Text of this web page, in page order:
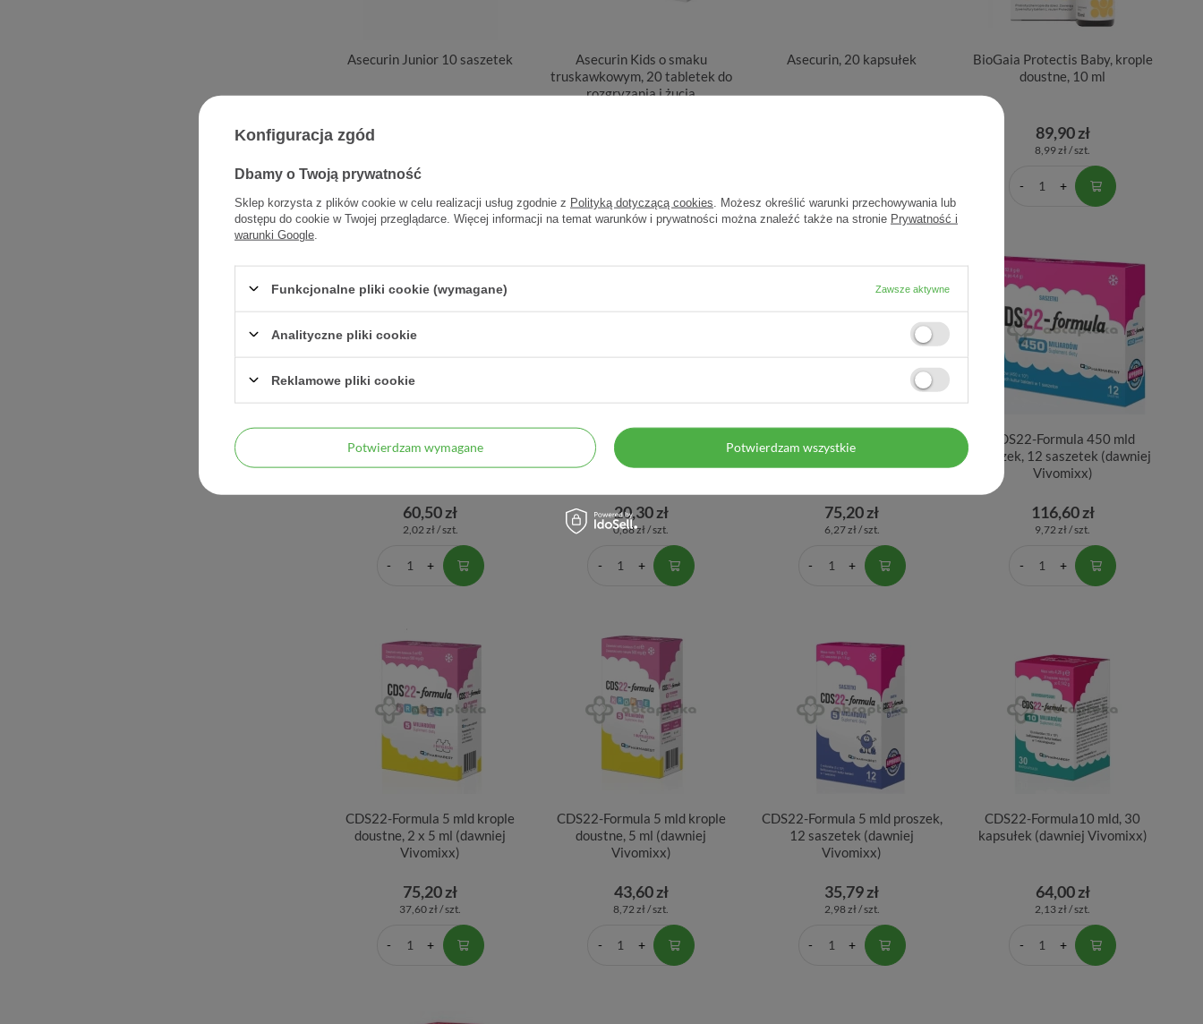
Asecurin Junior 10 saszetek
Asecurin Kids o smaku
truskawkowym, 20 tabletek do
rozgryzania i żucia
Asecurin, 20 kapsułek
BioGaia Protectis Baby, krople
doustne, 10 ml
89,90 zł
8,99 zł / szt.
smaku mandarynkowym, 30
szt.
60,50 zł
2,02 zł / szt.
Biotyk 30 kapsułek
20,30 zł
0,68 zł / szt.
proszek, 12 saszetek (dawniej
Vivomixx)
75,20 zł
6,27 zł / szt.
CDS22-Formula 450 mld
proszek, 12 saszetek (dawniej
Vivomixx)
116,60 zł
9,72 zł / szt.
CDS22-Formula 5 mld krople
doustne, 2 x 5 ml (dawniej
Vivomixx)
75,20 zł
37,60 zł / szt.
CDS22-Formula 5 mld krople
doustne, 5 ml (dawniej
Vivomixx)
43,60 zł
8,72 zł / szt.
CDS22-Formula 5 mld proszek,
12 saszetek (dawniej
Vivomixx)
35,79 zł
2,98 zł / szt.
CDS22-Formula10 mld, 30
kapsułek (dawniej Vivomixx)
64,00 zł
2,13 zł / szt.
Konfiguracja zgód
Dbamy o Twoją prywatność
Sklep korzysta z plików cookie w celu realizacji usług zgodnie z Polityką dotyczącą cookies . Możesz określić warunki przechowywania lub
dostępu do cookie w Twojej przeglądarce. Więcej informacji na temat warunków i prywatności można znaleźć także na stronie Prywatność i
warunki Google
Funkcjonalne pliki cookie (wymagane) Zawsze aktywne
Analityczne pliki cookie
Reklamowe pliki cookie
Potwierdzam wymagane Potwierdzam wszystkie